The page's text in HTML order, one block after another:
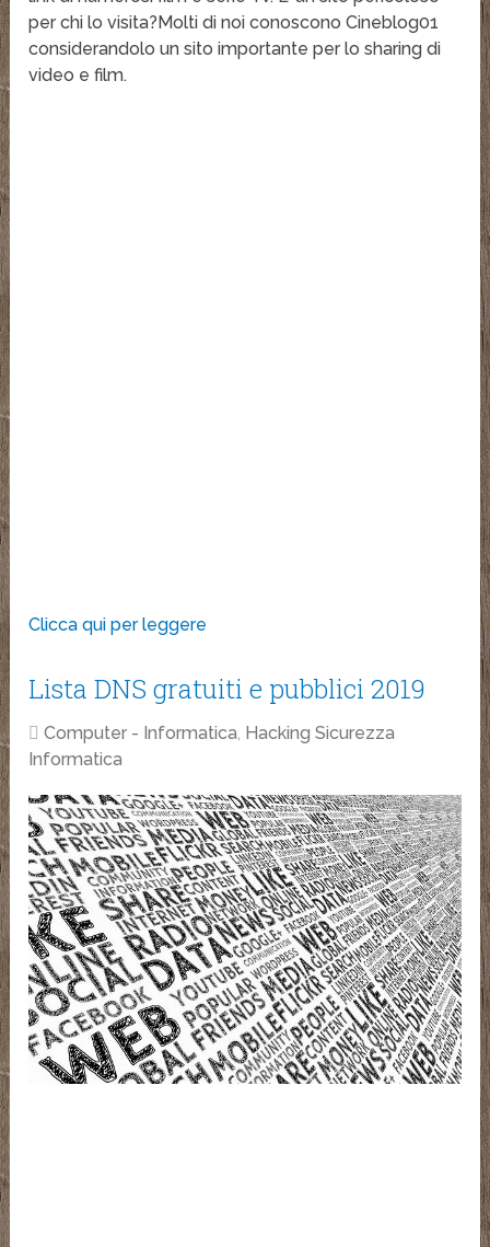
per chi lo visita?Molti di noi conoscono Cineblog01
considerandolo un sito importante per lo sharing di
video e film.
Clicca qui per leggere
Lista DNS gratuiti e pubblici 2019
Computer - Informatica, Hacking Sicurezza
Informatica